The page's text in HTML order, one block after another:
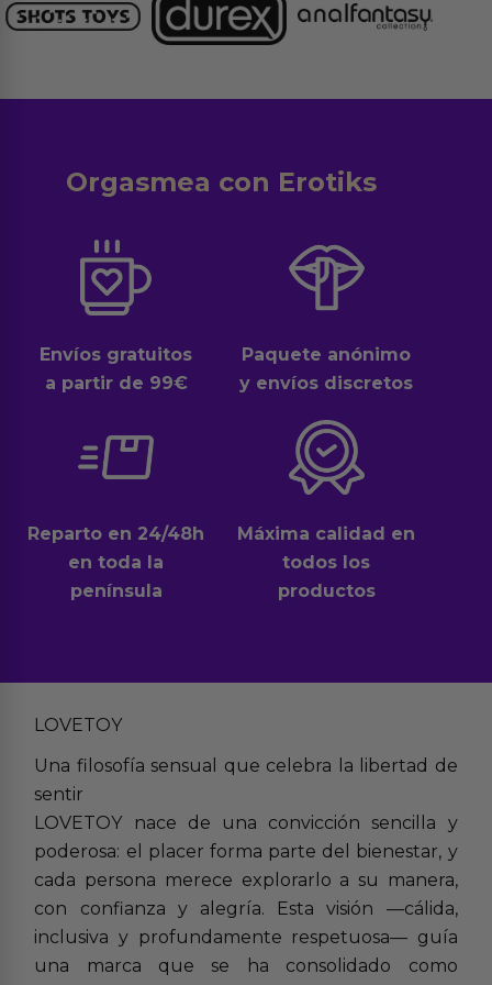
Orgasmea con Erotiks
Envíos gratuitos
a partir de 99€
Paquete anónimo
y envíos discretos
Reparto en 24/48h
en toda la
península
Máxima calidad en
todos los
productos
LOVETOY
Una filosofía sensual que celebra la libertad de
sentir
LOVETOY nace de una convicción sencilla y
poderosa: el placer forma parte del bienestar, y
cada persona merece explorarlo a su manera,
con confianza y alegría. Esta visión —cálida,
inclusiva y profundamente respetuosa— guía
una marca que se ha consolidado como